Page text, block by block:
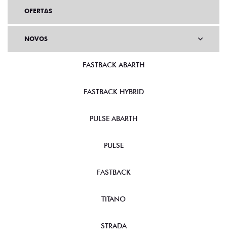
OFERTAS
NOVOS
FASTBACK ABARTH
FASTBACK HYBRID
PULSE ABARTH
PULSE
FASTBACK
TITANO
STRADA